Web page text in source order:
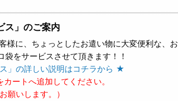
ス」のご案内
様に、ちょっとしたお遣い物に大変便利な、お
をサービスさせて頂きます！！
」の詳しい説明はコチラから ★
ートへ追加してください。
願いします。）